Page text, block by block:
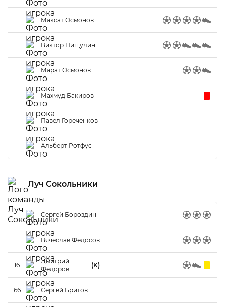
Максат Осмонов
Виктор Пищулин
Марат Осмонов
Махмуд Бакиров
Павел Гореченков
Альберт Ротфус
Луч Сокольники
Сергей Бороздин
Вячеслав Федосов
16
Дмитрий
Федоров
(K)
66 Сергей Бритов